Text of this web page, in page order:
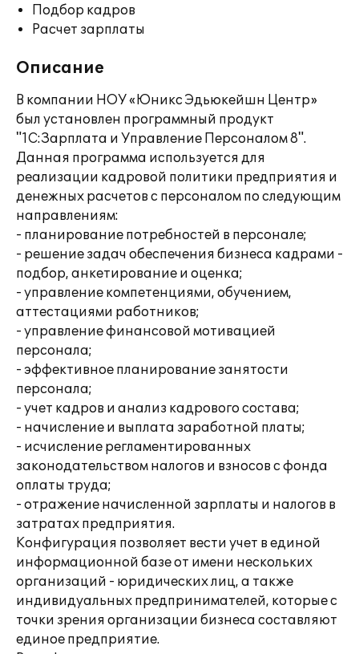
Подбор кадров
Расчет зарплаты
Описание
В компании НОУ «Юникс Эдьюкейшн Центр»
был установлен программный продукт
"1С:Зарплата и Управление Персоналом 8".
Данная программа используется для
реализации кадровой политики предприятия и
денежных расчетов с персоналом по следующим
направлениям:
- планирование потребностей в персонале;
- решение задач обеспечения бизнеса кадрами -
подбор, анкетирование и оценка;
- управление компетенциями, обучением,
аттестациями работников;
- управление финансовой мотивацией
персонала;
- эффективное планирование занятости
персонала;
- учет кадров и анализ кадрового состава;
- начисление и выплата заработной платы;
- исчисление регламентированных
законодательством налогов и взносов с фонда
оплаты труда;
- отражение начисленной зарплаты и налогов в
затратах предприятия.
Конфигурация позволяет вести учет в единой
информационной базе от имени нескольких
организаций - юридических лиц, а также
индивидуальных предпринимателей, которые с
точки зрения организации бизнеса составляют
единое предприятие.